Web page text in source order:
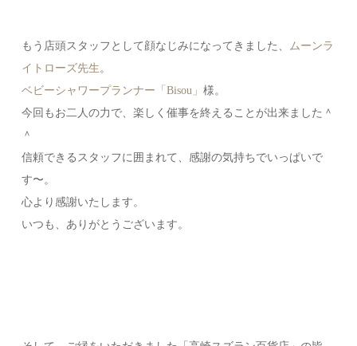
もう店頭スタッフとして顔なじみになってきました、
ムーンラ
イトローズ先生 。
ベビーシャワープランナー「Bisou」様。
今回もお二人の力で、楽しく催事を終えることが出来ました＾
＾
信頼できるスタッフに囲まれて、感謝の気持ちでいっぱいで
す〜。
心より感謝いたします。
いつも、ありがとうございます。